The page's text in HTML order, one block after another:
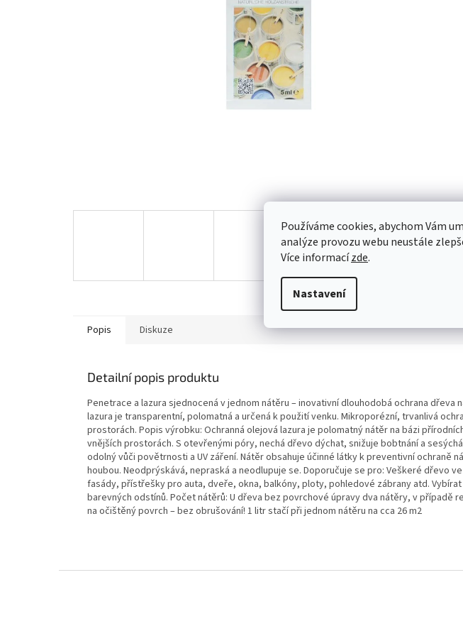
Používáme cookies, abychom Vám
analýze provozu webu neustále
Více informacízde.
Nastavení
Popis Diskuze
Detailní popis produktu
Penetrace a lazura sjednocená v jednom nátěru – inovativní dlouhodobá ochrana dřeva
lazura je transparentní, polomatná a určená k použití venku. Mikroporézní, trvanlivá
prostorách. Popis výrobku: Ochranná olejová lazura je polomatný nátěr na bázi
vnějších prostorách. S otevřenými póry, nechá dřevo dýchat, snižuje bobtnání a
odolný vůči povětrnosti a UV záření. Nátěr obsahuje účinné látky k preventivní ochraně
houbou. Neodprýskává, nepraská a neodlupuje se. Doporučuje se pro: Veškeré dřevo
fasády, přístřešky pro auta, dveře, okna, balkóny, ploty, pohledové zábrany atd.
barevných odstínů. Počet nátěrů: U dřeva bez povrchové úpravy dva nátěry, v případě
na očištěný povrch – bez obrušování! 1 litr stačí při jednom nátěru na cca 26 m2